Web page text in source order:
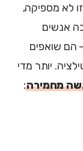
לא מספיקה,
אנשים
הם שואפים
יותר מדי
מחמירה: